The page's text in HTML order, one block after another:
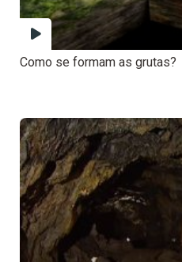
Como se formam as grutas?